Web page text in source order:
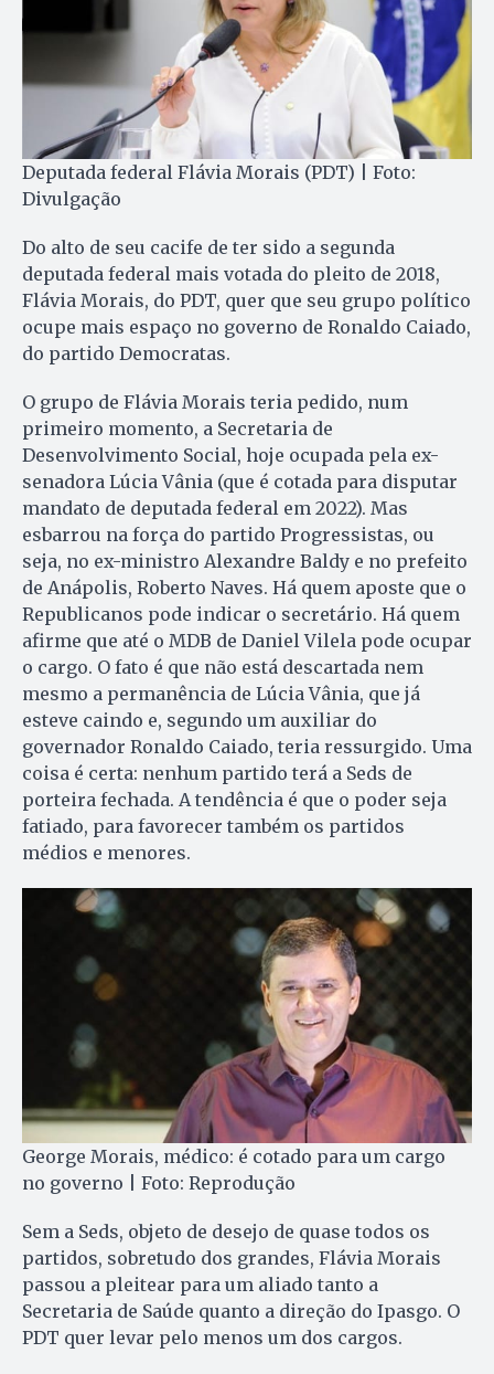
Deputada federal Flávia Morais (PDT) | Foto:
Divulgação
Do alto de seu cacife de ter sido a segunda
deputada federal mais votada do pleito de 2018,
Flávia Morais, do PDT, quer que seu grupo político
ocupe mais espaço no governo de Ronaldo Caiado,
do partido Democratas.
O grupo de Flávia Morais teria pedido, num
primeiro momento, a Secretaria de
Desenvolvimento Social, hoje ocupada pela ex-
senadora Lúcia Vânia (que é cotada para disputar
mandato de deputada federal em 2022). Mas
esbarrou na força do partido Progressistas, ou
seja, no ex-ministro Alexandre Baldy e no prefeito
de Anápolis, Roberto Naves. Há quem aposte que o
Republicanos pode indicar o secretário. Há quem
afirme que até o MDB de Daniel Vilela pode ocupar
o cargo. O fato é que não está descartada nem
mesmo a permanência de Lúcia Vânia, que já
esteve caindo e, segundo um auxiliar do
governador Ronaldo Caiado, teria ressurgido. Uma
coisa é certa: nenhum partido terá a Seds de
porteira fechada. A tendência é que o poder seja
fatiado, para favorecer também os partidos
médios e menores.
George Morais, médico: é cotado para um cargo
no governo | Foto: Reprodução
Sem a Seds, objeto de desejo de quase todos os
partidos, sobretudo dos grandes, Flávia Morais
passou a pleitear para um aliado tanto a
Secretaria de Saúde quanto a direção do Ipasgo. O
PDT quer levar pelo menos um dos cargos.